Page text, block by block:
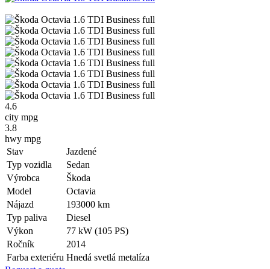
4.6
city mpg
3.8
hwy mpg
Stav
Jazdené
Typ vozidla
Sedan
Výrobca
Škoda
Model
Octavia
Nájazd
193000 km
Typ paliva
Diesel
Výkon
77 kW (105 PS)
Ročník
2014
Farba exteriéru Hnedá svetlá metalíza